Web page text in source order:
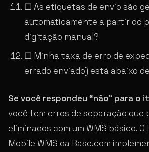
☐ As etiquetas de envio são
automaticamente a partir do
digitação manual?
☐ Minha taxa de erro de
errado enviado) está abaixo
Se você respondeu “não” para o
você tem erros de separação que
eliminados com um WMS básico.
Mobile WMS da Base.com